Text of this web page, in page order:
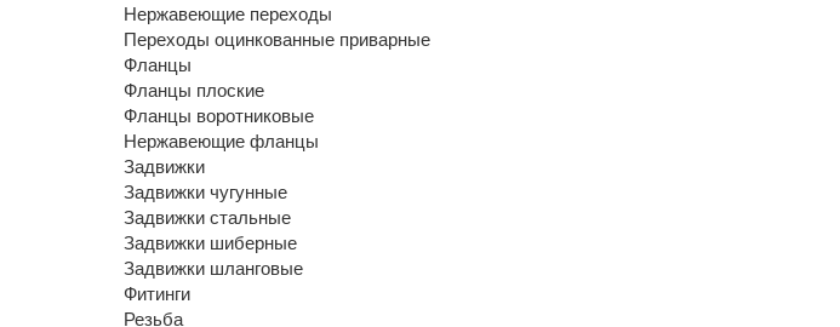
Нержавеющие переходы
Переходы оцинкованные приварные
Фланцы
Фланцы плоские
Фланцы воротниковые
Нержавеющие фланцы
Задвижки
Задвижки чугунные
Задвижки стальные
Задвижки шиберные
Задвижки шланговые
Фитинги
Резьба